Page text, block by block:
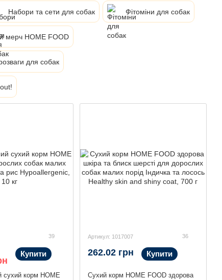
Набори та сети для собак Фітоміни для собак
мерч HOME FOOD
для собак
39
сухий корм HOME
Купити
Артикул: 1017007 36
Сухий корм HOME FOOD здорова
262.02 грн Купити